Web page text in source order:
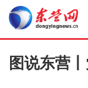
图说东营